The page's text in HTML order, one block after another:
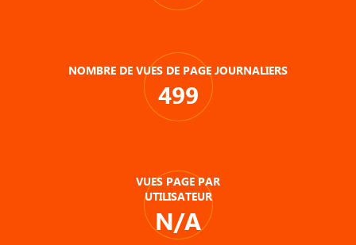
NOMBRE DE VUES DE PAGE JOURNALIERS
499
VUES PAGE PAR
UTILISATEUR
N/A